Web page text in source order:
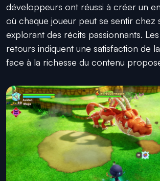
développeurs ont réussi à créer un
où chaque joueur peut se sentir chez
explorant des récits passionnants.
retours indiquent une satisfaction de
face à la richesse du contenu